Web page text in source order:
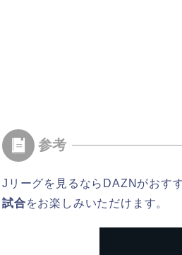
Jリーグを見るならDAZNがおす
試合をお楽しみいただけます。